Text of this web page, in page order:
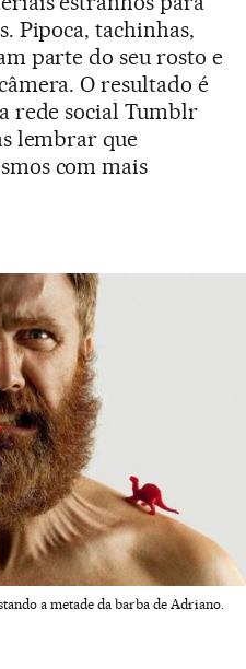
Pipoca, tachinhas,
parte do seu rosto e
O resultado é
rede social Tumblr
lembrar que
com mais
a metade da barba de Adriano.